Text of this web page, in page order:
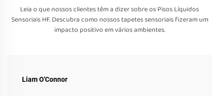
Leia o que nossos clientes têm a dizer sobre os Pisos Líquidos
Sensoriais HF. Descubra como nossos tapetes sensoriais fizeram um
impacto positivo em vários ambientes.
Liam O'Connor